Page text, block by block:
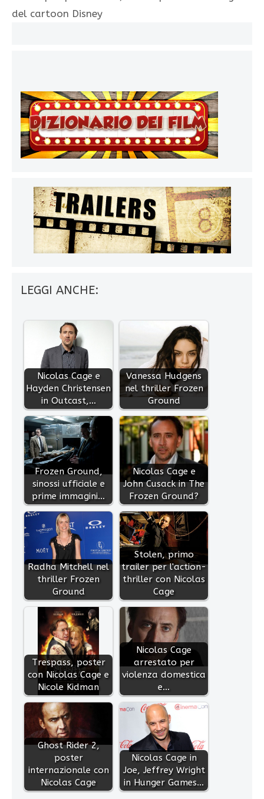
del cartoon Disney
LEGGI ANCHE:
Nicolas Cage e
Hayden Christensen
in Outcast,…
Vanessa Hudgens
nel thriller Frozen
Ground
Frozen Ground,
sinossi ufficiale e
prime immagini…
Nicolas Cage e
John Cusack in The
Frozen Ground?
Radha Mitchell nel
thriller Frozen
Ground
Stolen, primo
trailer per l'action-
thriller con Nicolas
Cage
Trespass, poster
con Nicolas Cage e
Nicole Kidman
Nicolas Cage
arrestato per
violenza domestica
e…
Ghost Rider 2,
poster
internazionale con
Nicolas Cage
Nicolas Cage in
Joe, Jeffrey Wright
in Hunger Games…